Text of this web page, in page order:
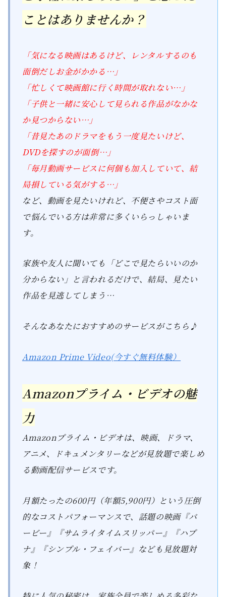
ことはありませんか？
「気になる映画はあるけど、レンタルするのも
面倒だしお金がかかる…」
「忙しくて映画館に行く時間が取れない…」
「子供と一緒に安心して見られる作品がなかな
か見つからない…」
「昔見たあのドラマをもう一度見たいけど、
DVDを探すのが面倒…」
「毎月動画サービスに何個も加入していて、結
局損している気がする…」
など、動画を見たいけれど、不便さやコスト面
で悩んでいる方は非常に多くいらっしゃいま
す。
家族や友人に聞いても「どこで見たらいいのか
分からない」と言われるだけで、結局、見たい
作品を見逃してしまう…
そんなあなたにおすすめのサービスがこちら♪
Amazon Prime Video(今すぐ無料体験）
Amazonプライム・ビデオの魅
力
Amazonプライム・ビデオは、映画、ドラマ、
アニメ、ドキュメンタリーなどが見放題で楽しめ
る動画配信サービスです。
月額たったの600円（年額5,900円）という圧倒
的なコストパフォーマンスで、話題の映画『バ
ービー』『サムライタイムスリッパー』『ハプ
ナ』『シンプル・フェイバー』なども見放題対
象！